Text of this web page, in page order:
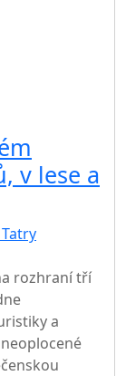
v lese a
rozhraní tří
a